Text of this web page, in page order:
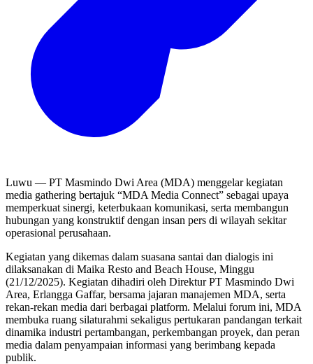
Luwu — PT Masmindo Dwi Area (MDA) menggelar kegiatan
media gathering bertajuk “MDA Media Connect” sebagai upaya
memperkuat sinergi, keterbukaan komunikasi, serta membangun
hubungan yang konstruktif dengan insan pers di wilayah sekitar
operasional perusahaan.
Kegiatan yang dikemas dalam suasana santai dan dialogis ini
dilaksanakan di Maika Resto and Beach House, Minggu
(21/12/2025). Kegiatan dihadiri oleh Direktur PT Masmindo Dwi
Area, Erlangga Gaffar, bersama jajaran manajemen MDA, serta
rekan-rekan media dari berbagai platform. Melalui forum ini, MDA
membuka ruang silaturahmi sekaligus pertukaran pandangan terkait
dinamika industri pertambangan, perkembangan proyek, dan peran
media dalam penyampaian informasi yang berimbang kepada
publik.